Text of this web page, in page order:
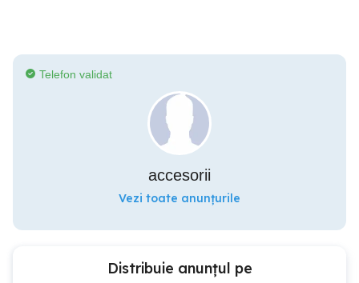
Telefon validat
accesorii
Vezi toate anunțurile
Distribuie anunțul pe